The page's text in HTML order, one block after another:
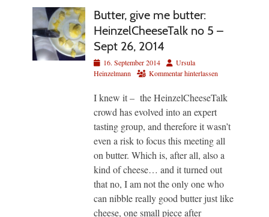
Butter, give me butter:
HeinzelCheeseTalk no 5 –
Sept 26, 2014
Veröffentlicht
am
16. September 2014 AutorUrsula
Heinzelmann
Kommentar hinterlassen
I knew it – the HeinzelCheeseTalk
crowd has evolved into an expert
tasting group, and therefore it wasn’t
even a risk to focus this meeting all
on butter. Which is, after all, also a
kind of cheese… and it turned out
that no, I am not the only one who
can nibble really good butter just like
cheese, one small piece after